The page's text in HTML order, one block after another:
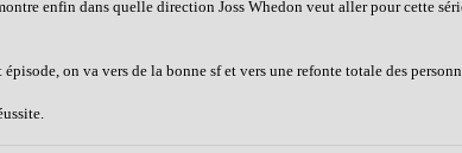
enfin dans quelle direction Joss Whedon veut aller pour cette
on va vers de la bonne sf et vers une refonte totale des